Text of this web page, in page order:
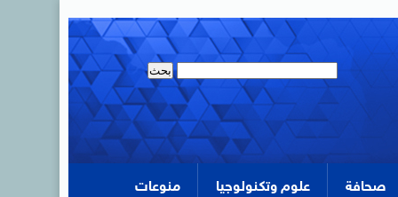
صحافة علوم وتكنولوجيا منوعات